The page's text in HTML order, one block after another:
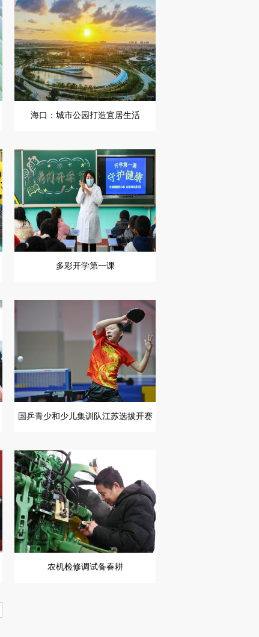
海口：城市公园打造宜居生活
多彩开学第一课
国乒青少和少儿集训队江苏选拔开赛
农机检修调试备春耕